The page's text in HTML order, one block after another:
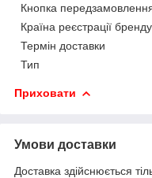
Кнопка
Країна реєстрації бренду
Термін доставки
Тип
Приховати
Умови доставки
Доставка здійснюється